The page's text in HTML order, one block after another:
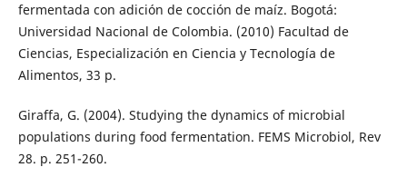
fermentada con adición de cocción de maíz. Bogotá:
Universidad Nacional de Colombia. (2010) Facultad de
Ciencias, Especialización en Ciencia y Tecnología de
Alimentos, 33 p.
Giraffa, G. (2004). Studying the dynamics of microbial
populations during food fermentation. FEMS Microbiol, Rev
28. p. 251-260.